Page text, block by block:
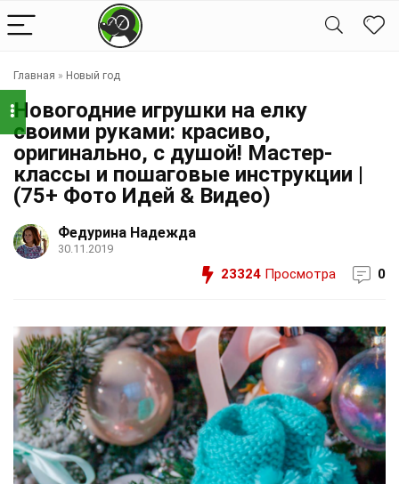
Главная » Новый год
Новогодние игрушки на елку
своими руками: красиво,
оригинально, с душой! Мастер-
классы и пошаговые инструкции |
(75+ Фото Идей & Видео)
Федурина Надежда
30.11.2019
23324 Просмотра 0